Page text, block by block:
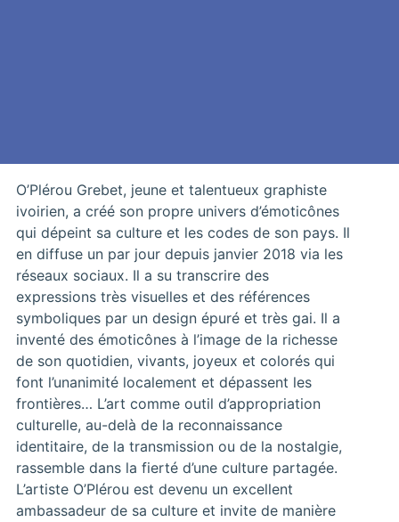
O’Plérou Grebet, jeune et talentueux graphiste
ivoirien, a créé son propre univers d’émoticônes
qui dépeint sa culture et les codes de son pays. Il
en diffuse un par jour depuis janvier 2018 via les
réseaux sociaux. Il a su transcrire des
expressions très visuelles et des références
symboliques par un design épuré et très gai. Il a
inventé des émoticônes à l’image de la richesse
de son quotidien, vivants, joyeux et colorés qui
font l’unanimité localement et dépassent les
frontières… L’art comme outil d’appropriation
culturelle, au-delà de la reconnaissance
identitaire, de la transmission ou de la nostalgie,
rassemble dans la fierté d’une culture partagée.
L’artiste O’Plérou est devenu un excellent
ambassadeur de sa culture et invite de manière